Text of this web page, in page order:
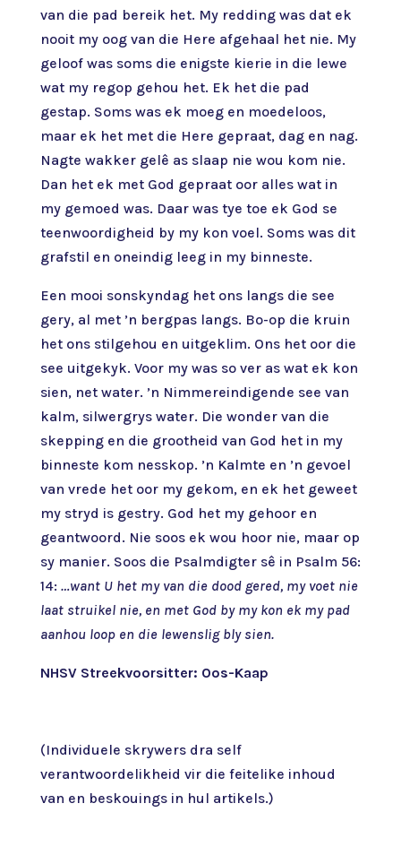
van die pad bereik het. My redding was dat ek
nooit my oog van die Here afgehaal het nie. My
geloof was soms die enigste kierie in die lewe
wat my regop gehou het. Ek het die pad
gestap. Soms was ek moeg en moedeloos,
maar ek het met die Here gepraat, dag en nag.
Nagte wakker gelê as slaap nie wou kom nie.
Dan het ek met God gepraat oor alles wat in
my gemoed was. Daar was tye toe ek God se
teenwoordigheid by my kon voel. Soms was dit
grafstil en oneindig leeg in my binneste.
Een mooi sonskyndag het ons langs die see
gery, al met ’n bergpas langs. Bo-op die kruin
het ons stilgehou en uitgeklim. Ons het oor die
see uitgekyk. Voor my was so ver as wat ek kon
sien, net water. ’n Nimmereindigende see van
kalm, silwergrys water. Die wonder van die
skepping en die grootheid van God het in my
binneste kom nesskop. ’n Kalmte en ’n gevoel
van vrede het oor my gekom, en ek het geweet
my stryd is gestry. God het my gehoor en
geantwoord. Nie soos ek wou hoor nie, maar op
sy manier. Soos die Psalmdigter sê in Psalm 56:
14: …want U het my van die dood gered, my voet nie
laat struikel nie, en met God by my kon ek my pad
aanhou loop en die lewenslig bly sien.
NHSV Streekvoorsitter: Oos-Kaap
(Individuele skrywers dra self
verantwoordelikheid vir die feitelike inhoud
van en beskouings in hul artikels.)